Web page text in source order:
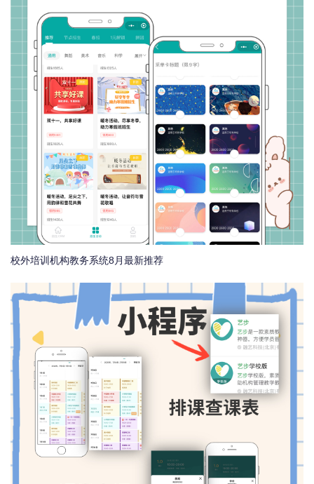
校外培训机构教务系统8月最新推荐